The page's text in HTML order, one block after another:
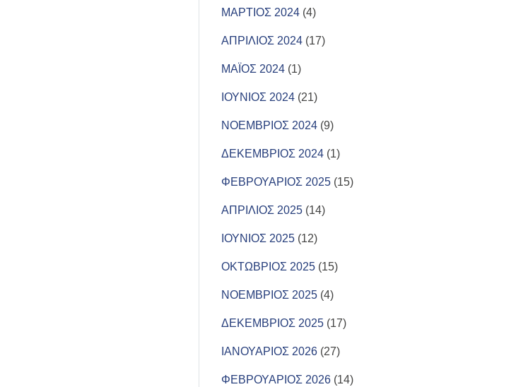
ΜΑΡΤΙΟΣ 2024 (4)
ΑΠΡΙΛΙΟΣ 2024 (17)
ΜΑΪΟΣ 2024 (1)
ΙΟΥΝΙΟΣ 2024 (21)
ΝΟΕΜΒΡΙΟΣ 2024 (9)
ΔΕΚΕΜΒΡΙΟΣ 2024 (1)
ΦΕΒΡΟΥΑΡΙΟΣ 2025 (15)
ΑΠΡΙΛΙΟΣ 2025 (14)
ΙΟΥΝΙΟΣ 2025 (12)
ΟΚΤΩΒΡΙΟΣ 2025 (15)
ΝΟΕΜΒΡΙΟΣ 2025 (4)
ΔΕΚΕΜΒΡΙΟΣ 2025 (17)
ΙΑΝΟΥΑΡΙΟΣ 2026 (27)
ΦΕΒΡΟΥΑΡΙΟΣ 2026 (14)